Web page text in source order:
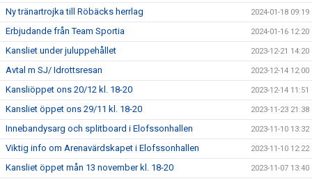
Ny tränartrojka till Röbäcks herrlag 2024-01-18 09:19
Erbjudande från Team Sportia 2024-01-16 12:20
Kansliet under juluppehållet 2023-12-21 14:20
Avtal m SJ/ Idrottsresan 2023-12-14 12:00
Kansliöppet ons 20/12 kl. 18-20 2023-12-14 11:51
Kansliet öppet ons 29/11 kl. 18-20 2023-11-23 21:38
Innebandysarg och splitboard i Elofssonhallen 2023-11-10 13:32
Viktig info om Arenavärdskapet i Elofssonhallen 2023-11-10 12:22
Kansliet öppet mån 13 november kl. 18-20 2023-11-07 13:40